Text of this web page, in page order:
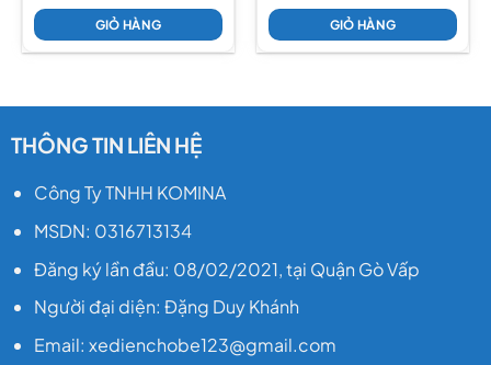
GIỎ HÀNG GIỎ HÀNG
THÔNG TIN LIÊN HỆ
Công Ty TNHH KOMINA
MSDN: 0316713134
Đăng ký lần đầu: 08/02/2021, tại Quận Gò Vấp
Người đại diện: Đặng Duy Khánh
Email: xedienchobe123@gmail.com